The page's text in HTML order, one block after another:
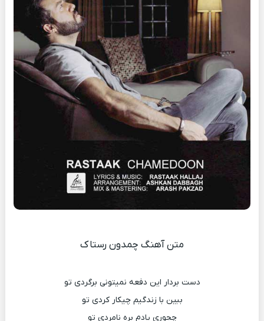
متن آهنگ چمدون رستاک
دست بردار این دفعه نمیتونی برگردی تو
ببین با زندگیم چیکار کردی تو
چجوری یادم بره نامردی تو